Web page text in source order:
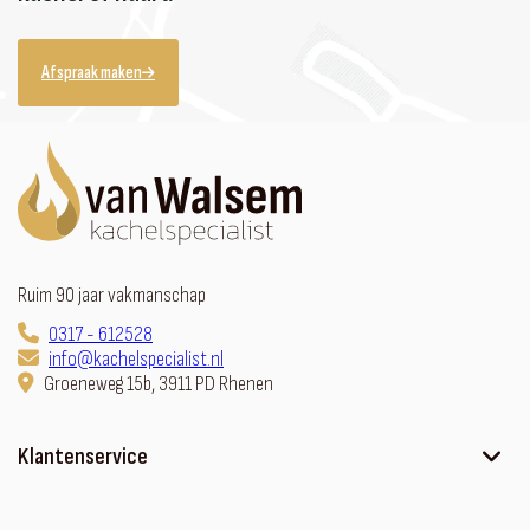
Afspraak maken
Ruim 90 jaar vakmanschap
0317 - 612528
info@kachelspecialist.nl
Groeneweg 15b, 3911 PD Rhenen
Klantenservice